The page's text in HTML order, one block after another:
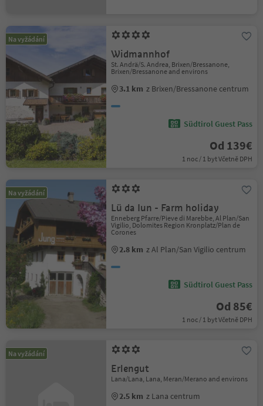
Na vyžádání
Widmannhof
St. Andrä/S. Andrea, Brixen/Bressanone,
Brixen/Bressanone and environs
3.1 km z Brixen/Bressanone centrum
Südtirol Guest Pass
Od 139€
1 noc / 1 byt Včetně DPH
Na vyžádání
Lü da Iun - Farm holiday
Enneberg Pfarre/Pieve di Marebbe, Al Plan/San
Vigilio, Dolomites Region Kronplatz/Plan de
Corones
2.8 km z Al Plan/San Vigilio centrum
Südtirol Guest Pass
Od 85€
1 noc / 1 byt Včetně DPH
Na vyžádání
Erlengut
Lana/Lana, Lana, Meran/Merano and environs
2.5 km z Lana centrum